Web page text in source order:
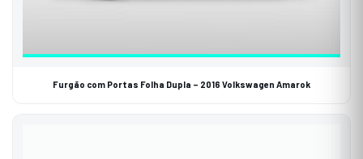
Furgão com Portas Folha Dupla – 2016 Volkswagen Amarok